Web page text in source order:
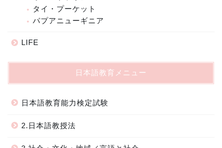
タイ・プーケット
パプアニューギニア
LIFE
日本語教育メニュー
日本語教育能力検定試験
2.日本語教授法